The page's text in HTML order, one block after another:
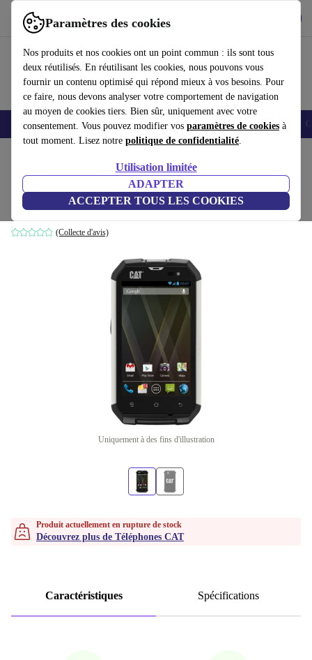
Paramètres des cookies
Nos produits et nos cookies ont un point commun : ils sont tous
deux réutilisés. En réutilisant les cookies, nous pouvons vous
fournir un contenu optimisé qui répond mieux à vos besoins. Pour
ce faire, nous devons analyser votre comportement de navigation
au moyen de cookies tiers. Bien sûr, uniquement avec votre
consentement. Vous pouvez modifier vos paramètres de cookies à
tout moment. Lisez notre politique de confidentialité.
Utilisation limitée
ADAPTER
ACCEPTER TOUS LES COOKIES
Utilisez refurbed rapidement et facilement
Smartphones Laptops Tablettes Montres connectées Accessoires
CAT B15
Dual-SIM | noir
(Collecte d'avis)
Uniquement à des fins d'illustration
Produit actuellement en rupture de stock
Découvrez plus de Téléphones CAT
Caractéristiques Spécifications